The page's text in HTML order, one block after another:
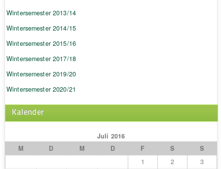
Wintersemester 2013/14
Wintersemester 2014/15
Wintersemester 2015/16
Wintersemester 2017/18
Wintersemester 2019/20
Wintersemester 2020/21
Kalender
Juli 2016
M
D M D F S
S
1
2
3